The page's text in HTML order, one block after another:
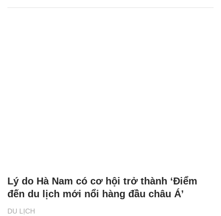
DU LỊCH
Lý do Hà Nam có cơ hội trở thành ‘Điểm
đến du lịch mới nổi hàng đầu châu Á’